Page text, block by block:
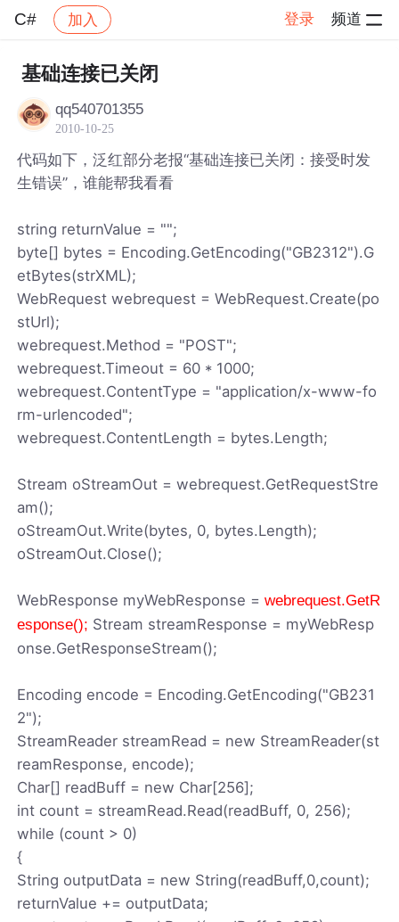
C# 加入 登录 频道
社区 C# 帖子详情
基础连接已关闭
qq540701355
2010-10-25
代码如下，泛红部分老报“基础连接已关闭：接受时发
生错误”，谁能帮我看看
string returnValue = "";
byte[] bytes = Encoding.GetEncoding("GB2312").G
etBytes(strXML);
WebRequest webrequest = WebRequest.Create(po
stUrl);
webrequest.Method = "POST";
webrequest.Timeout = 60 * 1000;
webrequest.ContentType = "application/x-www-fo
rm-urlencoded";
webrequest.ContentLength = bytes.Length;
Stream oStreamOut = webrequest.GetRequestStre
am();
oStreamOut.Write(bytes, 0, bytes.Length);
oStreamOut.Close();
WebResponse myWebResponse =webrequest.GetR
esponse(); Stream streamResponse = myWebResp
onse.GetResponseStream();
Encoding encode = Encoding.GetEncoding("GB231
2");
StreamReader streamRead = new StreamReader(st
reamResponse, encode);
Char[] readBuff = new Char[256];
int count = streamRead.Read(readBuff, 0, 256);
while (count > 0)
{
String outputData = new String(readBuff,0,count);
returnValue += outputData;